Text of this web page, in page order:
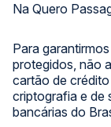
Na Quero
Para
protegidos, não
cartão de
criptografia e de
bancárias do